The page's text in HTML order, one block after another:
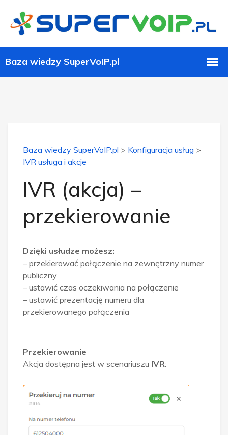
Baza wiedzy SuperVoIP.pl > Konfiguracja usług >
IVR usługa i akcje
IVR (akcja) –
przekierowanie
Dzięki usłudze możesz:
– przekierować połączenie na zewnętrzny numer
publiczny
– ustawić czas oczekiwania na połączenie
– ustawić prezentację numeru dla
przekierowanego połączenia
Przekierowanie
Akcja dostępna jest w scenariuszu IVR: